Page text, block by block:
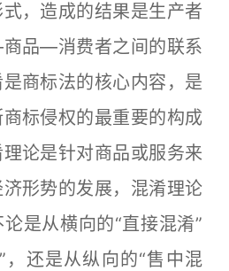
，造成的结果是生产者
商品—消费者之间的联系
商标法的核心内容，是
标侵权的最重要的构成
论是针对商品或服务来
形势的发展，混淆理论
是从横向的“直接混淆”
，还是从纵向的“售中混